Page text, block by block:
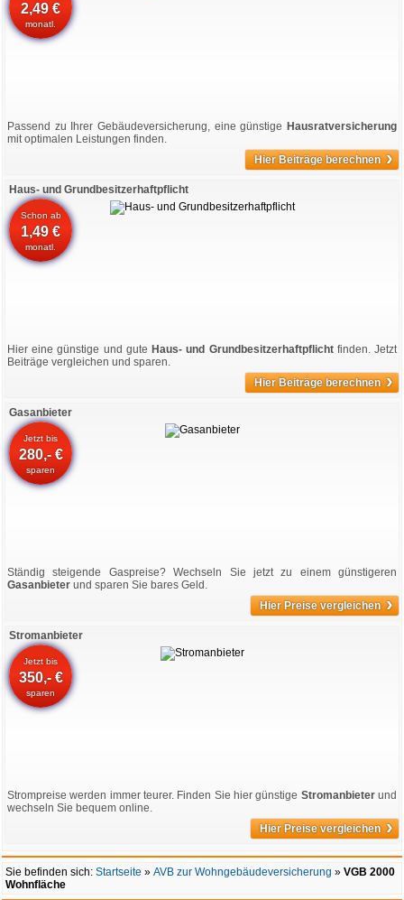
2,49 €
monatl.
Passend zu Ihrer Gebäudeversicherung, eine günstige Hausratversicherung
mit optimalen Leistungen finden.
Hier Beiträge berechnen ›
Haus- und Grundbesitzerhaftpflicht
Schon ab
1,49 €
monatl.
Hier eine günstige und gute Haus- und Grundbesitzerhaftpflichtfinden. Jetzt
Beiträge vergleichen und sparen.
Hier Beiträge berechnen ›
Gasanbieter
Jetzt bis
280,- €
sparen
Ständig steigende Gaspreise? Wechseln Sie jetzt zu einem günstigeren
Gasanbieter und sparen Sie bares Geld.
Hier Preise vergleichen ›
Stromanbieter
Jetzt bis
350,- €
sparen
Strompreise werden immer teurer. Finden Sie hier günstige Stromanbieterund
wechseln Sie bequem online.
Hier Preise vergleichen ›
Sie befinden sich: Startseite » AVB zur Wohngebäudeversicherung » VGB 2000
Wohnfläche